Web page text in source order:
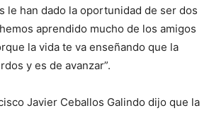
le han dado la oportunidad de ser dos
aprendido mucho de los amigos
la vida te va enseñando que la
y es de avanzar”.
Javier Ceballos Galindo dijo que la